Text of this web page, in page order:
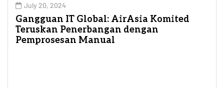
July 20, 2024
Gangguan IT Global: AirAsia Komited
Teruskan Penerbangan dengan
Pemprosesan Manual